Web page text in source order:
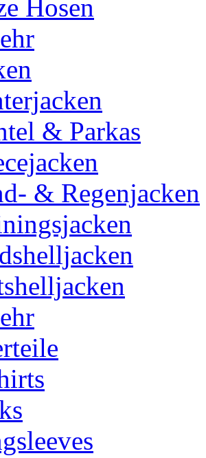
Hosen
& Parkas
& Regenjacken